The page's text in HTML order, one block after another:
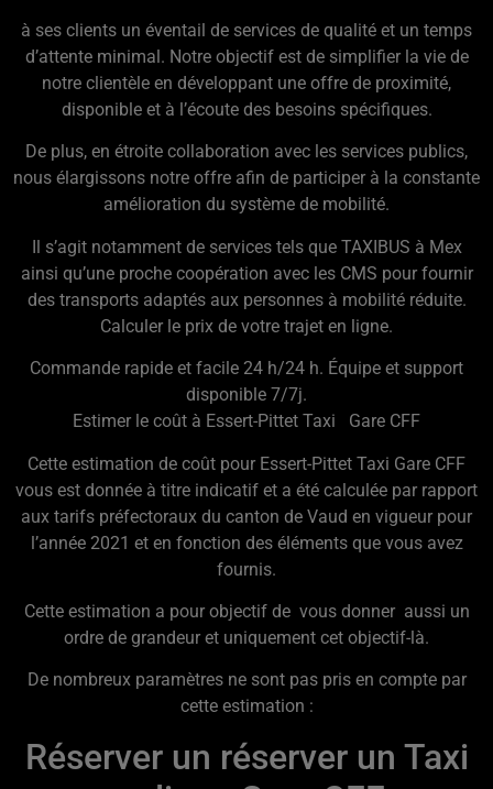
à ses clients un éventail de services de qualité et un temps
d’attente minimal. Notre objectif est de simplifier la vie de
notre clientèle en développant une offre de proximité,
disponible et à l’écoute des besoins spécifiques.
De plus, en étroite collaboration avec les services publics,
nous élargissons notre offre afin de participer à la constante
amélioration du système de mobilité.
Il s’agit notamment de services tels que TAXIBUS à Mex
ainsi qu’une proche coopération avec les CMS pour fournir
des transports adaptés aux personnes à mobilité réduite.
Calculer le prix de votre trajet en ligne.
Commande rapide et facile 24 h/24 h. Équipe et support
disponible 7/7j.
Estimer le coût à Essert-Pittet Taxi Gare CFF
Cette estimation de coût pour Essert-Pittet Taxi Gare CFF
vous est donnée à titre indicatif et a été calculée par rapport
aux tarifs préfectoraux du canton de Vaud en vigueur pour
l’année 2021 et en fonction des éléments que vous avez
fournis.
Cette estimation a pour objectif de vous donner aussi un
ordre de grandeur et uniquement cet objectif-là.
De nombreux paramètres ne sont pas pris en compte par
cette estimation :
Réserver un réserver un Taxi